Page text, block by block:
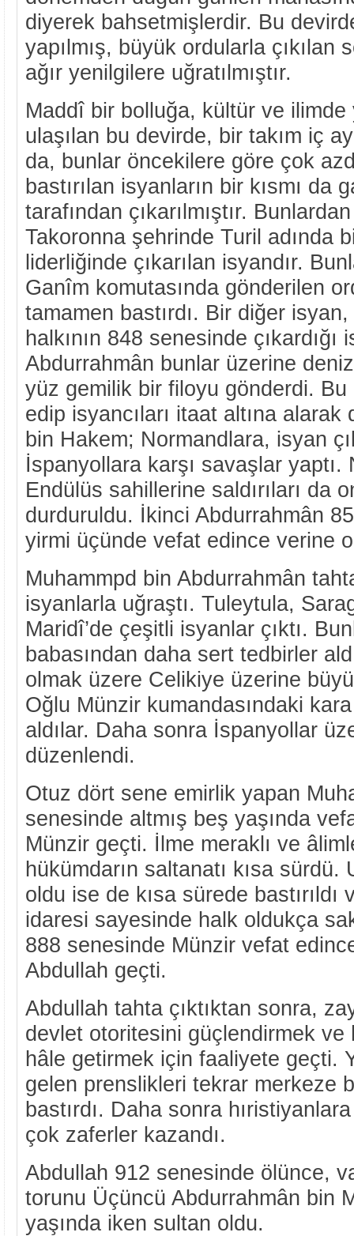
diyerek bahsetmişlerdir. Bu
yapılmış, büyük ordularla çıkılan
ağır yenilgilere uğratılmıştır.
Maddî bir bolluğa, kültür ve
ulaşılan bu devirde, bir takım iç
da, bunlar öncekilere göre çok
bastırılan isyanların bir kısmı da
tarafından çıkarılmıştır.
Takoronna şehrinde Turil adında
liderliğinde çıkarılan isyandır.
Ganîm komutasında gönderilen
tamamen bastırdı. Bir diğer
halkının 848 senesinde çıkardığı
Abdurrahmân bunlar üzerine
yüz gemilik bir filoyu gönderdi. Bu
edip isyancıları itaat altına
bin Hakem; Normandlara, isyan
İspanyollara karşı savaşlar yaptı.
Endülüs sahillerine saldırıları da
durduruldu. İkinci Abdurrahmân
yirmi üçünde vefat edince verine
Muhammpd bin Abdurrahmân
isyanlarla uğraştı. Tuleytula,
Maridî’de çeşitli isyanlar çıktı.
babasından daha sert tedbirler
olmak üzere Celikiye üzerine
Oğlu Münzir kumandasındaki
aldılar. Daha sonra İspanyollar
düzenlendi.
Otuz dört sene emirlik yapan
senesinde altmış beş yaşında
Münzir geçti. İlme meraklı ve
hükümdarın saltanatı kısa
oldu ise de kısa sürede bastırıldı
idaresi sayesinde halk oldukça
888 senesinde Münzir vefat
Abdullah geçti.
Abdullah tahta çıktıktan sonra,
devlet otoritesini güçlendirmek
hâle getirmek için faaliyete geçti.
gelen prenslikleri tekrar merkeze
bastırdı. Daha sonra
çok zaferler kazandı.
Abdullah 912 senesinde ölünce,
torunu Üçüncü Abdurrahmân bin
yaşında iken sultan oldu.